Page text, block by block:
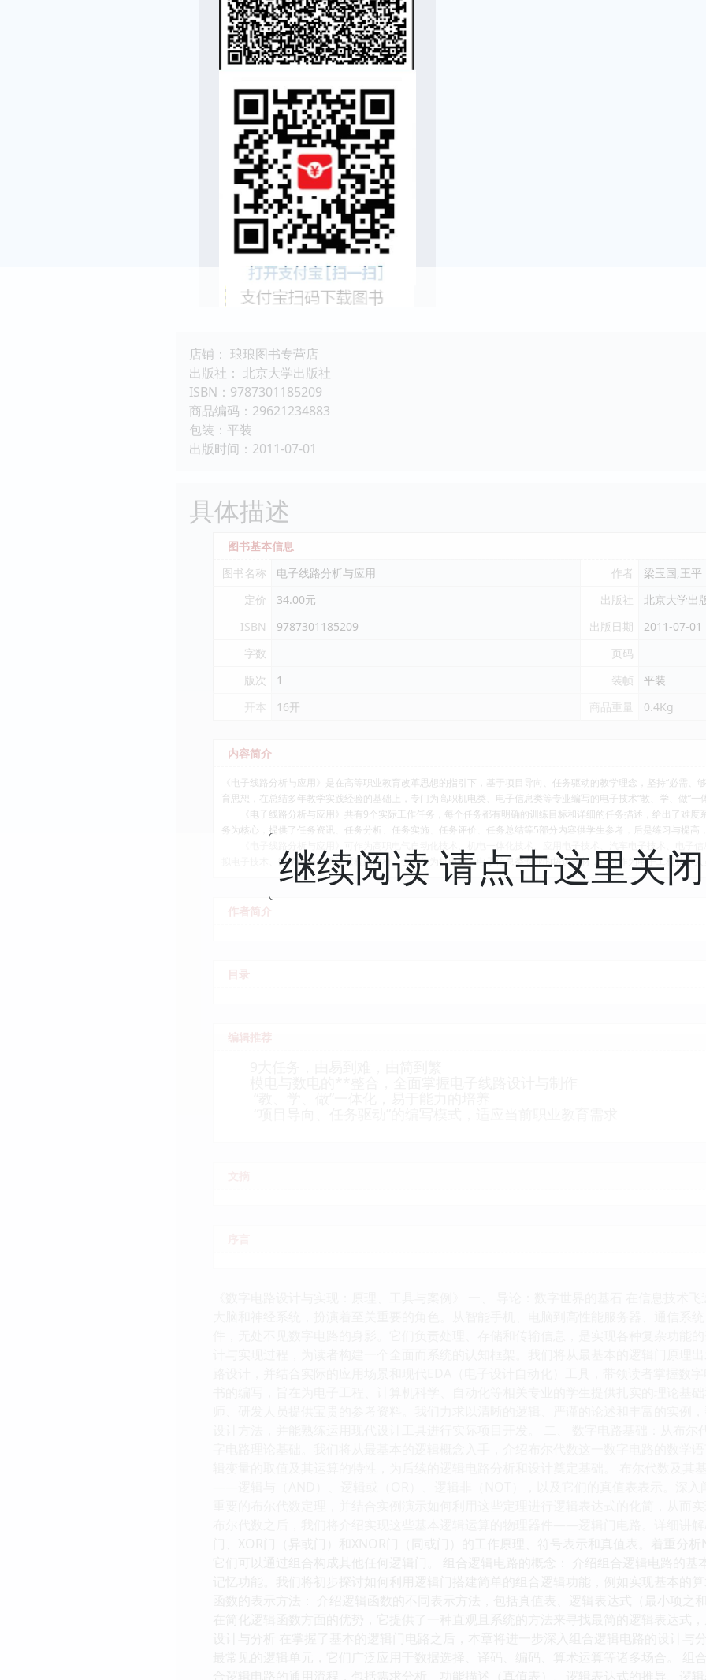
店铺： 琅琅图书专营店
出版社： 北京大学出版社
ISBN：9787301185209
商品编码：29621234883
包装：平装
出版时间：2011-07-01
具体描述
图书基本信息
图书名称
电子线路分析与应用 作者
梁玉国,王平
定价
34.00元 出版社
北京大学出
ISBN
9787301185209 出版日期
2011-07-01
字数
页码
版次
1 装帧
平装
开本
16开 商品重量 0.4Kg
内容简介
《电子线路分析与应用》是在高等职业教育改革思想的指引下，基于项目导向、任务驱动的教学理念，坚持“必需、
育思想，在总结多年教学实践经验的基础上，专门为高职机电类、电子信息类等专业编写的电子技术“教、学、做”一
《电子线路分析与应用》共有9个实际工作任务，每个任务都有明确的训练目标和详细的任务描述，给出了难度
务为核心，提供了任务资讯、任务分析、任务实施、任务评价、任务总结等5部分内容供学生参考，后是练习与提高
《电子线路分析与应用》可作为高职电气自动化技术、机电一体化技术、应用电子技术、汽车电子技术、电子
拟电子技术、数字电子技术等课程的教材，也可作为机电类、电子信息类专业的培训教材，还可作为电子工程技术
作者简介
目录
编辑推荐
继续阅读 请点击这里关